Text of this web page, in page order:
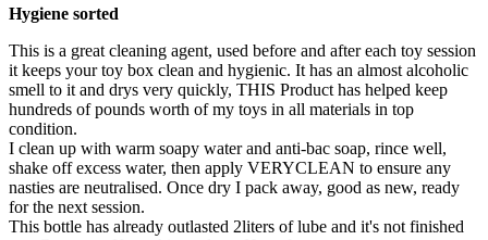
Hygiene sorted
This is a great cleaning agent, used before and after each toy session
it keeps your toy box clean and hygienic. It has an almost alcoholic
smell to it and drys very quickly, THIS Product has helped keep
hundreds of pounds worth of my toys in all materials in top
condition.
I clean up with warm soapy water and anti-bac soap, rince well,
shake off excess water, then apply VERYCLEAN to ensure any
nasties are neutralised. Once dry I pack away, good as new, ready
for the next session.
This bottle has already outlasted 2liters of lube and it's not finished